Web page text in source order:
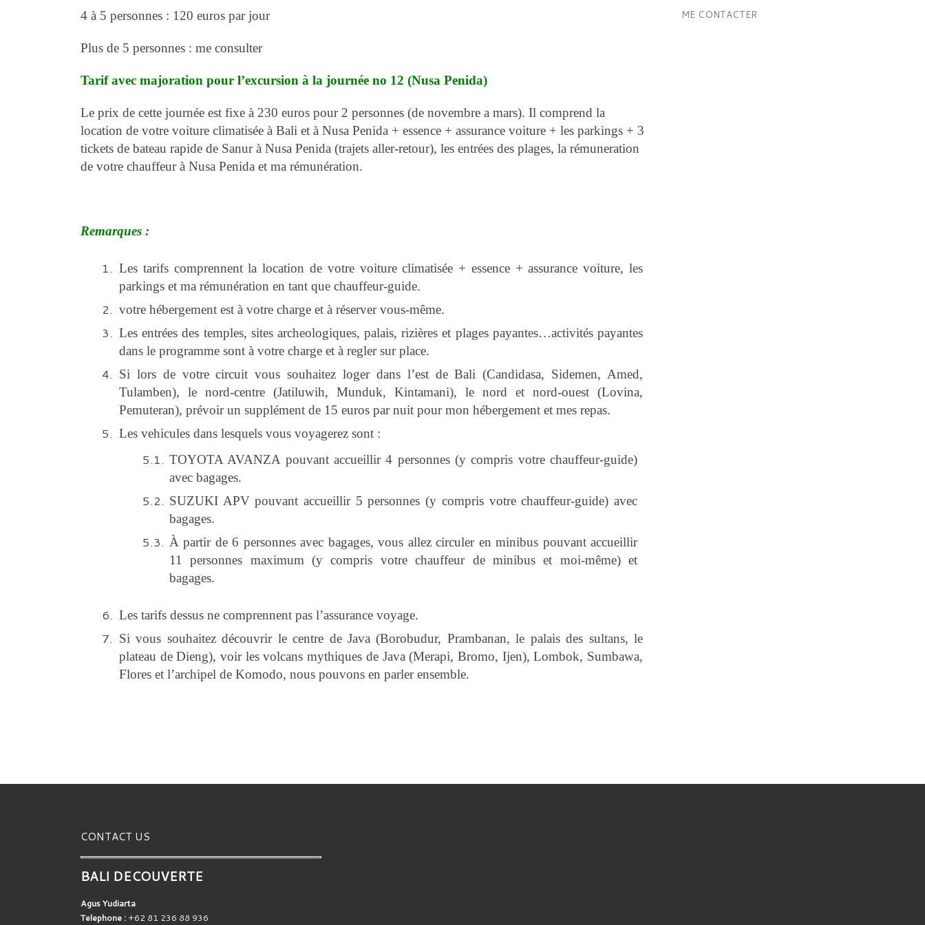
4 à 5 personnes : 120 euros par jour
Plus de 5 personnes : me consulter
Tarif avec majoration pour l’excursion à la journée no 12 (Nusa Penida)
Le prix de cette journée est fixe à 230 euros pour 2 personnes (de novembre a mars). Il comprend la
location de votre voiture climatisée à Bali et à Nusa Penida + essence + assurance voiture + les parkings + 3
tickets de bateau rapide de Sanur à Nusa Penida (trajets aller-retour), les entrées des plages, la rémuneration
de votre chauffeur à Nusa Penida et ma rémunération.
Remarques :
Les tarifs comprennent la location de votre voiture climatisée + essence + assurance voiture, les
parkings et ma rémunération en tant que chauffeur-guide.
votre hébergement est à votre charge et à réserver vous-même.
Les entrées des temples, sites archeologiques, palais, rizières et plages payantes…activités payantes
dans le programme sont à votre charge et à regler sur place.
Si lors de votre circuit vous souhaitez loger dans l’est de Bali (Candidasa, Sidemen, Amed,
Tulamben), le nord-centre (Jatiluwih, Munduk, Kintamani), le nord et nord-ouest (Lovina,
Pemuteran), prévoir un supplément de 15 euros par nuit pour mon hébergement et mes repas.
Les vehicules dans lesquels vous voyagerez sont :
TOYOTA AVANZA pouvant accueillir 4 personnes (y compris votre chauffeur-guide)
avec bagages.
SUZUKI APV pouvant accueillir 5 personnes (y compris votre chauffeur-guide) avec
bagages.
À partir de 6 personnes avec bagages, vous allez circuler en minibus pouvant accueillir
11 personnes maximum (y compris votre chauffeur de minibus et moi-même) et
bagages.
Les tarifs dessus ne comprennent pas l’assurance voyage.
Si vous souhaitez découvrir le centre de Java (Borobudur, Prambanan, le palais des sultans, le
plateau de Dieng), voir les volcans mythiques de Java (Merapi, Bromo, Ijen), Lombok, Sumbawa,
Flores et l’archipel de Komodo, nous pouvons en parler ensemble.
ME CONTACTER
CONTACT US
BALI DECOUVERTE
Agus Yudiarta
Telephone : +62 81 236 88 936